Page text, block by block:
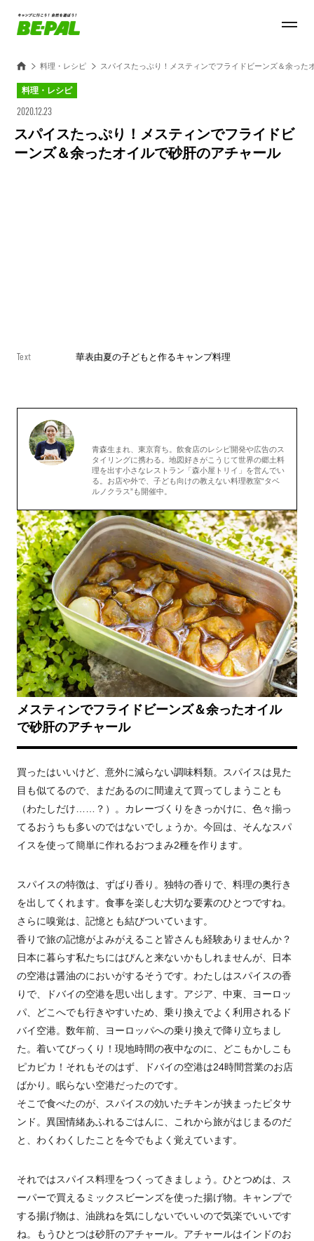
料理・レシピ スパイスたっぷり！メスティンでフライドビーンズ＆余った
料理・レシピ
2020.12.23
スパイスたっぷり！メスティンでフライドビ
ーンズ＆余ったオイルで砂肝のアチャール
Text 華表由夏の子どもと作るキャンプ料理
青森生まれ、東京育ち。飲食店のレシピ開発や広告のス
タイリングに携わる。地図好きがこうじて世界の郷土料
理を出す小さなレストラン「森小屋トリイ」を営んでい
る 。お店や外で、子ども向けの教えない料理教室“タベ
ルノクラス”も開催中。
メスティンでフライドビーンズ＆余ったオイル
で砂肝のアチャール
買ったはいいけど、意外に減らない調味料類。スパイスは見た
目も似てるので、まだあるのに間違えて買ってしまうことも
（わたしだけ……？）。カレーづくりをきっかけに、色々揃っ
てるおうちも多いのではないでしょうか。今回は、そんなスパ
イスを使って簡単に作れるおつまみ2種を作ります。
スパイスの特徴は、ずばり香り。独特の香りで、料理の奥行き
を出してくれます。食事を楽しむ大切な要素のひとつですね。
さらに嗅覚は、記憶とも結びついています。
香りで旅の記憶がよみがえること皆さんも経験ありませんか？
日本に暮らす私たちにはぴんと来ないかもしれませんが、日本
の空港は醤油のにおいがするそうです。わたしはスパイスの香
りで、ドバイの空港を思い出します。アジア、中東、ヨーロッ
パ、どこへでも行きやすいため、乗り換えでよく利用されるド
バイ空港。数年前、ヨーロッパへの乗り換えで降り立ちまし
た。着いてびっくり！現地時間の夜中なのに、どこもかしこも
ピカピカ！それもそのはず、ドバイの空港は24時間営業のお店
ばかり。眠らない空港だったのです。
そこで食べたのが、スパイスの効いたチキンが挟まったピタサ
ンド。異国情緒あふれるごはんに、これから旅がはじまるのだ
と、わくわくしたことを今でもよく覚えています。
それではスパイス料理をつくってきましょう。ひとつめは、ス
ーパーで買えるミックスビーンズを使った揚げ物。キャンプで
する揚げ物は、油跳ねを気にしないでいいので気楽でいいです
ね。もうひとつは砂肝のアチャール。アチャールはインドのお